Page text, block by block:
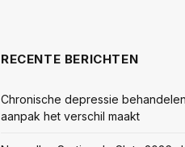
RECENTE BERICHTEN
Chronische depressie
aanpak het verschil maakt